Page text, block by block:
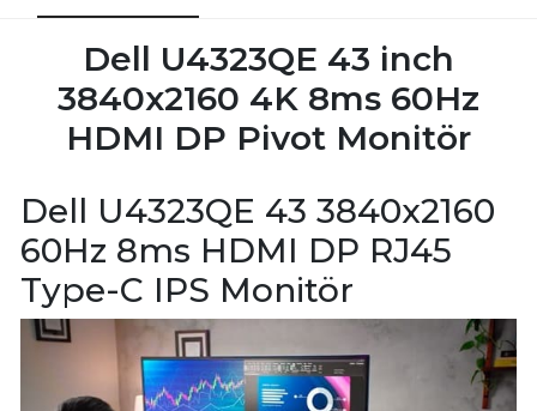
Dell U4323QE 43 inch
3840x2160 4K 8ms 60Hz
HDMI DP Pivot Monitör
Dell U4323QE 43 3840x2160
60Hz 8ms HDMI DP RJ45
Type-C IPS Monitör